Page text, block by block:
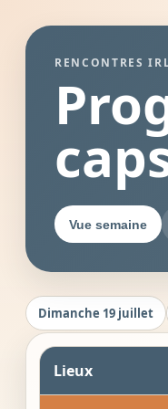
RENCONTRES
Vue semaine
Dimanche 19 juillet
Lieux